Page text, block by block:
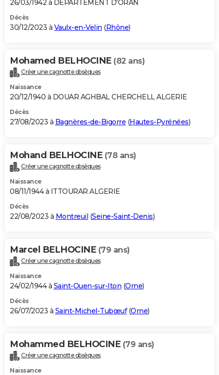
26/03/1942 à DEPARTEMENT D'ORAN
Décès
30/12/2023 à Vaulx-en-Velin (Rhône)
Mohamed BELHOCINE (82 ans)
Créer une cagnotte obsèques
Naissance
20/12/1940 à DOUAR AGHBAL CHERCHELL ALGERIE
Décès
27/08/2023 à Bagnères-de-Bigorre (Hautes-Pyrénées)
Mohand BELHOCINE (78 ans)
Créer une cagnotte obsèques
Naissance
08/11/1944 à ITTOURAR ALGERIE
Décès
22/08/2023 à Montreuil (Seine-Saint-Denis)
Marcel BELHOCINE (79 ans)
Créer une cagnotte obsèques
Naissance
24/02/1944 à Saint-Ouen-sur-Iton (Orne)
Décès
26/07/2023 à Saint-Michel-Tubœuf(Orne)
Mohammed BELHOCINE (79 ans)
Créer une cagnotte obsèques
Naissance